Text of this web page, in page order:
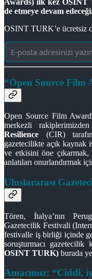
de etmeye devam
OSINT TURK’e ücretsiz
“Open Source Film
Open Source Film
merkezli
Resilience (CIR)
gazetecilikte açık kaynak
ve etkisini öne
anlatıları onurlandırmak
Uluslararası
Tören, İtalya’nın
Gazetecilik Festivali
festivalle iş birliği içinde
soruşturmacı gazetecilik
OSINT TURK) burada
Amacımız: “Ciddi,